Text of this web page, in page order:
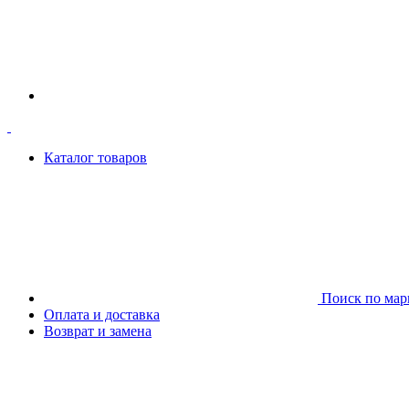
Каталог товаров
Поиск по
Оплата и доставка
Возврат и замена